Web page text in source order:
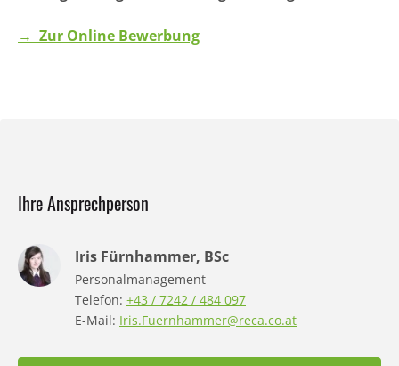
Ihre Ansprechperson
Iris Fürnhammer, BSc
Personalmanagement
Telefon: +43 / 7242 / 484 097
E-Mail: Iris.Fuernhammer@reca.co.at
→ Zur Online Bewerbung